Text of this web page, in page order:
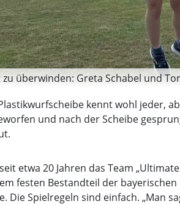
überwinden: Greta Schabel und
kennt wohl jeder,
und nach der Scheibe
etwa 20 Jahren das Team
festen Bestandteil der
Die Spielregeln sind einfach. „Man